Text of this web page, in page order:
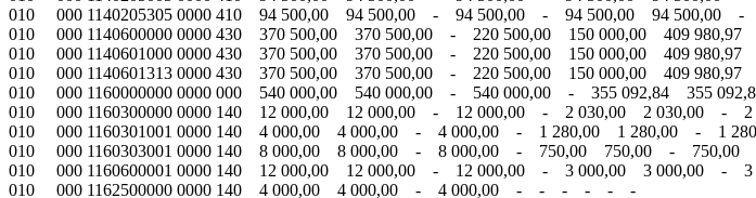
010 000 1140205305 0000 410 94 500,00 94 500,00 - 94 500,00 - 94 500,00 94 500,00
010 000 1140600000 0000 430 370 500,00 370 500,00 - 220 500,00 150 000,00 409
010 000 1140601000 0000 430 370 500,00 370 500,00 - 220 500,00 150 000,00 409
010 000 1140601313 0000 430 370 500,00 370 500,00 - 220 500,00 150 000,00 409
010 000 1160000000 0000 000 540 000,00 540 000,00 - 540 000,00 - 355 092,84 355
010 000 1160300000 0000 140 12 000,00 12 000,00 - 12 000,00 - 2 030,00 2 030,00 -
010 000 1160301001 0000 140 4 000,00 4 000,00 - 4 000,00 - 1 280,00 1 280,00 - 1
010 000 1160303001 0000 140 8 000,00 8 000,00 - 8 000,00 - 750,00 750,00 - 750,00
010 000 1160600001 0000 140 12 000,00 12 000,00 - 12 000,00 - 3 000,00 3 000,00 -
010 000 1162500000 0000 140 4 000,00 4 000,00 - 4 000,00 - - - - - -